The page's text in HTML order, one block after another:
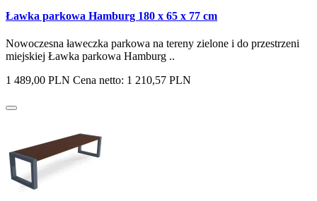
Ławka parkowa Hamburg 180 x 65 x 77 cm
Nowoczesna ławeczka parkowa na tereny zielone i do przestrzeni
miejskiej Ławka parkowa Hamburg ..
1 489,00 PLN Cena netto: 1 210,57 PLN